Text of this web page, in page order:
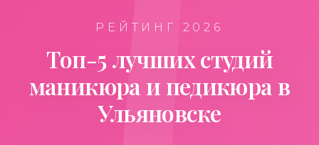
РЕЙТИНГ 2026
Топ-5 лучших студий
маникюра и педикюра в
Ульяновске